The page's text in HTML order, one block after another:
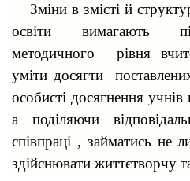
Зміни в змісті й
освіти вимагають
методичного рівня
уміти досягти
особисті досягнення
а поділяючи
співпраці , займатись не
здійснювати життєтворчу